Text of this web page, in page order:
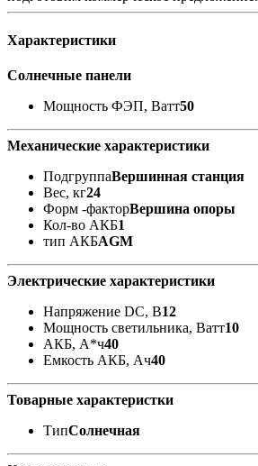
Характеристики
Солнечные панели
Мощность ФЭП, Ватт50
Механические характеристики
ПодгруппаВершинная станция
Вес, кг24
Форм -факторВершина опоры
Кол-во АКБ1
тип АКБAGM
Электрические характеристики
Напряжение DC, В12
Мощность светильника, Ватт10
АКБ, А*ч40
Емкость АКБ, Ач40
Товарные характеристки
ТипСолнечная